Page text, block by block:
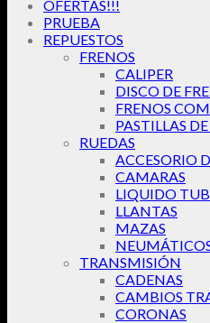
OFERTAS!!!
PRUEBA
REPUESTOS
FRENOS
CALIPER
DISCO DE
FRENOS
PASTILLAS
RUEDAS
ACCESORIO
CAMARAS
LIQUIDO
LLANTAS
MAZAS
TRANSMISIÓN
CADENAS
CAMBIOS
CORONAS